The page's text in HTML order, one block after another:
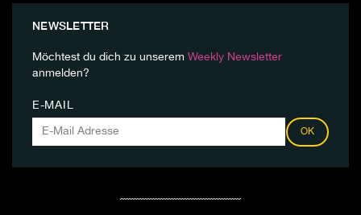
NEWSLETTER
Möchtest du dich zu unserem Weekly Newsletter
anmelden?
E-MAIL
OK